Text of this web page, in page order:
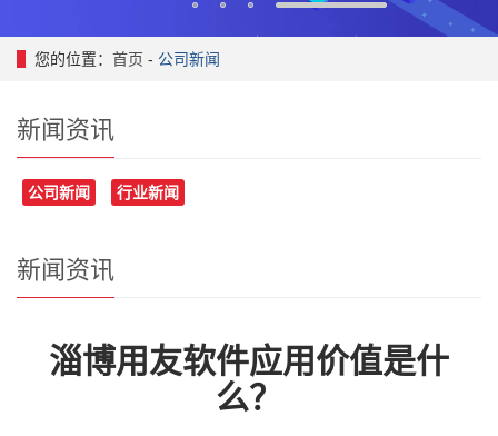
您的位置： 首页 - 公司新闻
新闻资讯
公司新闻 行业新闻
新闻资讯
淄博用友软件应用价值是什
么？